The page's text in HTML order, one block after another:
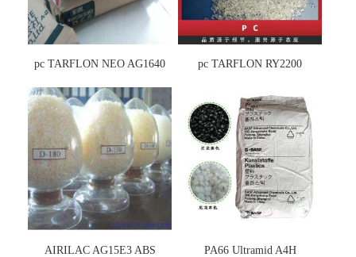
pc TARFLON NEO AG1640 pc TARFLON RY2200
AIRILAC AG15E3 ABS PA66 Ultramid A4H